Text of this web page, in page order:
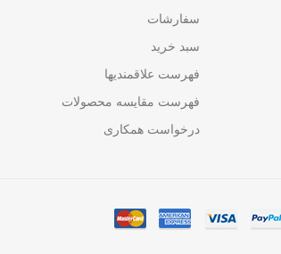
سفارشات
سبد خرید
فهرست علاقمندیها
فهرست مقایسه محصولات
درخواست همکاری